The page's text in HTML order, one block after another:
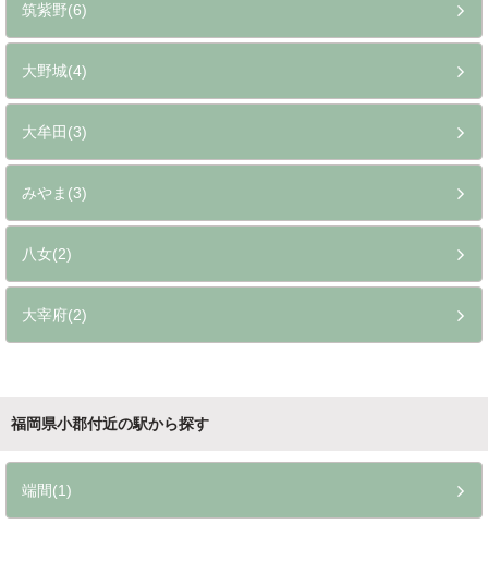
筑紫野(6)
大野城(4)
大牟田(3)
みやま(3)
八女(2)
大宰府(2)
福岡県小郡付近の駅から探す
端間(1)